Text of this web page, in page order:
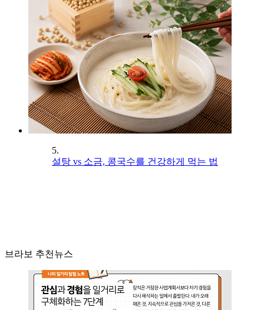
5.
설탕 vs 소금, 콩국수를 건강하게 먹는 법
브라보 추천뉴스